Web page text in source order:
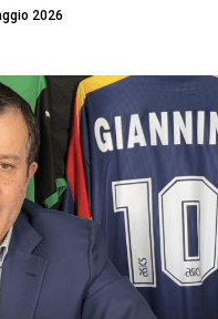
2026